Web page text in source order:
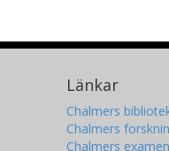
Länkar
Chalmers
Chalmers
Chalmers